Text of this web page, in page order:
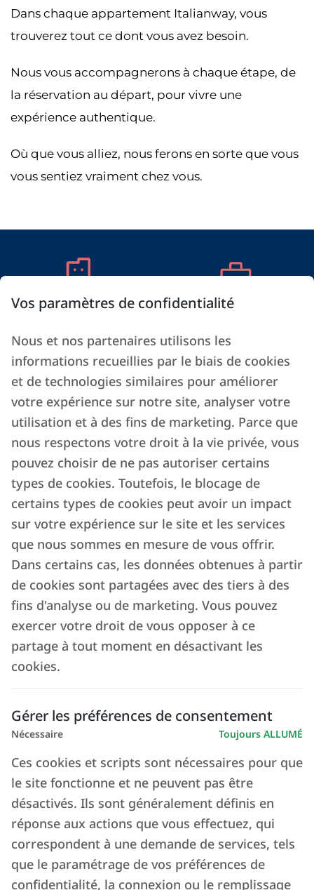
Dans chaque appartement Italianway, vous
trouverez tout ce dont vous avez besoin.
Nous vous accompagnerons à chaque étape, de
la réservation au départ, pour vivre une
expérience authentique.
Où que vous alliez, nous ferons en sorte que vous
vous sentiez vraiment chez vous.
+700
15K
2.300
Membres de l'équipe
130
Réservations
34K
Provenance des
clients
114 pays
Qui sommes-nous
Italianway a été fondée à Milan en 2014 en
tant qu’entreprise spécialisée dans la gestion
de locations de courte durée, transitoires et
traditionnelles. Elle est aujourd’hui l’un des
principaux opérateurs du secteur, avec plus de
700 biens gérés directement et une équipe
de plus de 130 professionnels.
Au fil des ans, l’entreprise s’est développée pour
Vos paramètres de confidentialité
Nous et nos partenaires utilisons les
informations recueillies par le biais de cookies
et de technologies similaires pour améliorer
votre expérience sur notre site, analyser votre
utilisation et à des fins de marketing. Parce que
nous respectons votre droit à la vie privée, vous
pouvez choisir de ne pas autoriser certains
types de cookies. Toutefois, le blocage de
certains types de cookies peut avoir un impact
sur votre expérience sur le site et les services
que nous sommes en mesure de vous offrir.
Dans certains cas, les données obtenues à partir
de cookies sont partagées avec des tiers à des
fins d'analyse ou de marketing. Vous pouvez
exercer votre droit de vous opposer à ce
partage à tout moment en désactivant les
cookies.
Gérer les préférences de consentement
Nécessaire Toujours ALLUMÉ
Ces cookies et scripts sont nécessaires pour que
le site fonctionne et ne peuvent pas être
désactivés. Ils sont généralement définis en
réponse aux actions que vous effectuez, qui
correspondent à une demande de services, tels
que le paramétrage de vos préférences de
confidentialité, la connexion ou le remplissage